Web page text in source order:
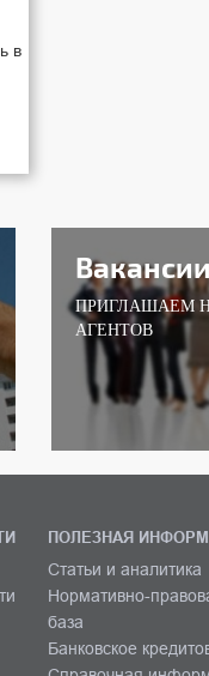
в
Вакансии
ПРИГЛАШАЕМ
АГЕНТОВ
ПОЛЕЗНАЯ
Статьи и аналитика
Нормативно-
база
Банковское